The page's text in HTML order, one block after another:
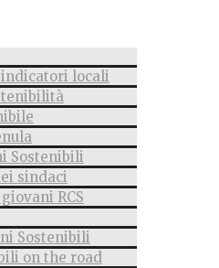
locali
Sostenibili
sindaci
RCS
Sostenibili
on the road